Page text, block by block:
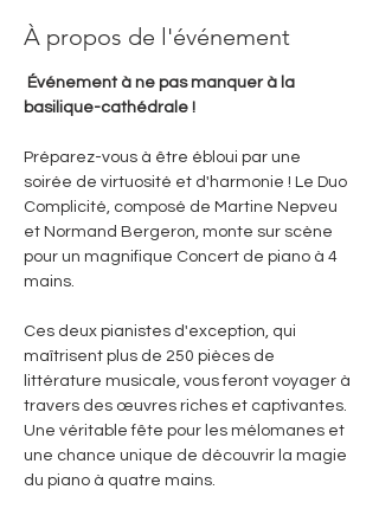
À propos de l'événement
Événement à ne pas manquer à la
basilique-cathédrale !
Préparez-vous à être ébloui par une
soirée de virtuosité et d'harmonie ! Le Duo
Complicité, composé de Martine Nepveu
et Normand Bergeron, monte sur scène
pour un magnifique Concert de piano à 4
mains.
Ces deux pianistes d'exception, qui
maîtrisent plus de 250 pièces de
littérature musicale, vous feront voyager à
travers des œuvres riches et captivantes.
Une véritable fête pour les mélomanes et
une chance unique de découvrir la magie
du piano à quatre mains.